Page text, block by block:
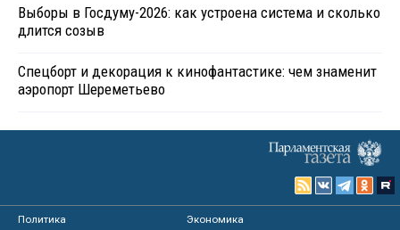
Выборы в Госдуму-2026: как устроена система и сколько
длится созыв
Спецборт и декорация к кинофантастике: чем знаменит
аэропорт Шереметьево
Политика
Экономика